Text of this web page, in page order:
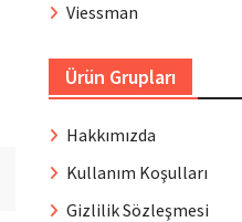
Viessman
Ürün Grupları
Hakkımızda
Kullanım Koşulları
Gizlilik Sözleşmesi